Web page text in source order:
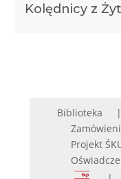
Kolędnicy z
Biblioteka
Projekt